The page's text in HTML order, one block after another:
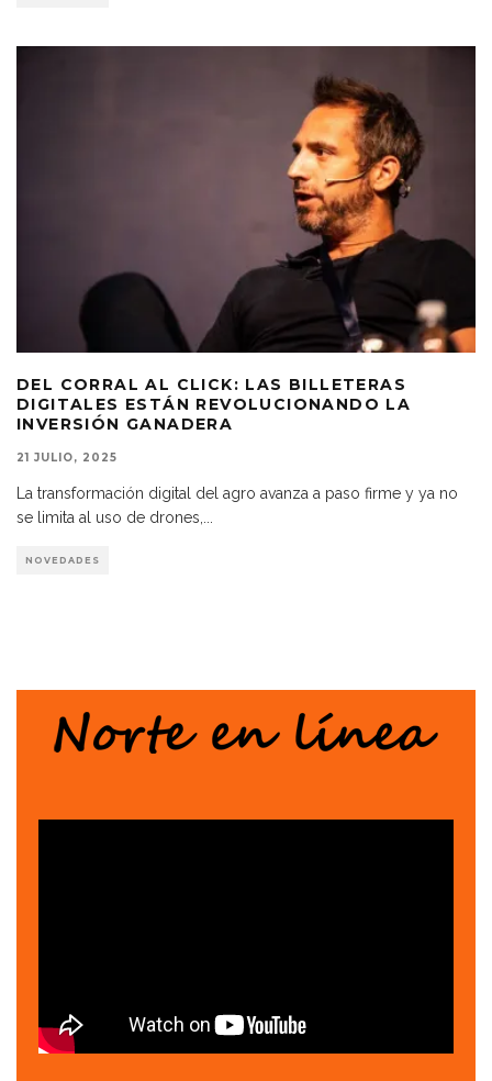
DEL CORRAL AL CLICK: LAS BILLETERAS
DIGITALES ESTÁN REVOLUCIONANDO LA
INVERSIÓN GANADERA
21 JULIO, 2025
La transformación digital del agro avanza a paso firme y ya no
se limita al uso de drones,
NOVEDADES